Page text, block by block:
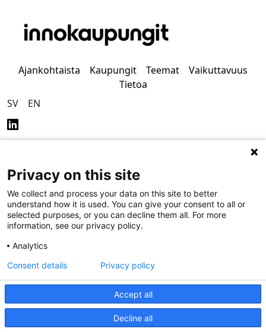
Ajankohtaista Kaupungit Teemat
Vaikuttavuus
Tietoa
SV
EN
Tietosuoja Saavutettavuus
Privacy on this site
We collect and process your data on this site to better
understand how it is used. You can give your consent to all or
selected purposes, or you can decline them all. For more
information, see our privacy policy.
Analytics
Accept all
Decline all
Consent details Privacy policy